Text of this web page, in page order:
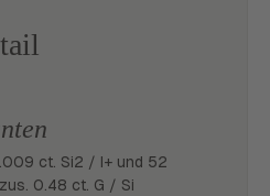
ct. Si2 / I+ und 52
0.48 ct. G / Si